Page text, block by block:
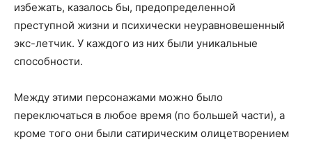
избежать, казалось бы, предопределенной
преступной жизни и психически неуравновешенный
экс-летчик. У каждого из них были уникальные
способности.
Между этими персонажами можно было
переключаться в любое время (по большей части), а
кроме того они были сатирическим олицетворением